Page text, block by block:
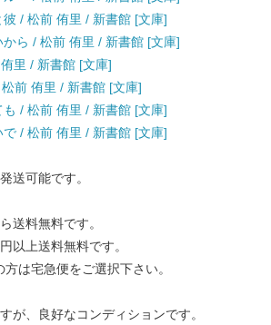
/ 松前 侑里 / 新書館 [文庫]
ら / 松前 侑里 / 新書館 [文庫]
里 / 新書館 [文庫]
前 侑里 / 新書館 [文庫]
/ 松前 侑里 / 新書館 [文庫]
/ 松前 侑里 / 新書館 [文庫]
送可能です。
送料無料です。
以上送料無料です。
は宅急便をご選択下さい。
が、良好なコンディションです。